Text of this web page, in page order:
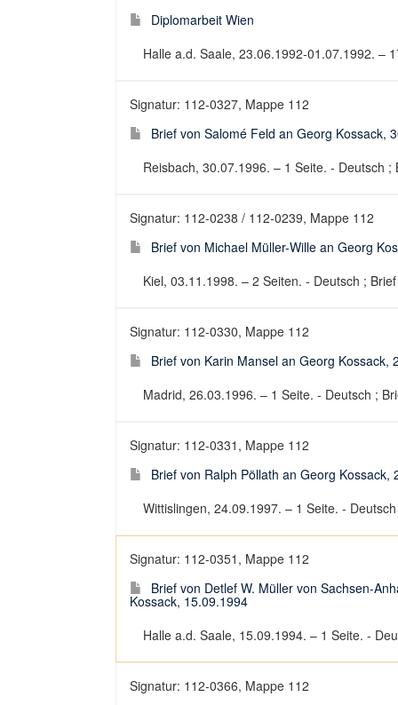
Diplomarbeit Wien
Halle a.d. Saale, 23.06.1992-01.07.1992. –
Signatur: 112-0327, Mappe 112
Brief von Salomé Feld an Georg Kossack,
Reisbach, 30.07.1996. – 1 Seite. - Deutsch ;
Signatur: 112-0238 / 112-0239, Mappe 112
Brief von Michael Müller-Wille an Georg
Kiel, 03.11.1998. – 2 Seiten. - Deutsch ;
Signatur: 112-0330, Mappe 112
Brief von Karin Mansel an Georg Kossack,
Madrid, 26.03.1996. – 1 Seite. - Deutsch ;
Signatur: 112-0331, Mappe 112
Brief von Ralph Pöllath an Georg Kossack,
Wittislingen, 24.09.1997. – 1 Seite. -
Signatur: 112-0351, Mappe 112
Brief von Detlef W. Müller von Sachsen-
Kossack, 15.09.1994
Halle a.d. Saale, 15.09.1994. – 1 Seite. -
Signatur: 112-0366, Mappe 112